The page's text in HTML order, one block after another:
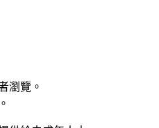
瀏覽。